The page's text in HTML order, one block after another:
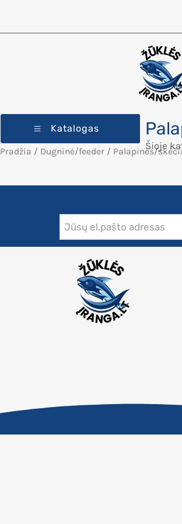
Katalogas
Pradžia / Dugninė/feeder / Palapinės/
Šioje